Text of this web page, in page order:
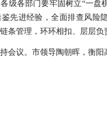
级各部门要牢固树立“一盘
先进经验，全面排查风险
条管理，环环相扣、层层负
会议。市领导陶朝晖，衡